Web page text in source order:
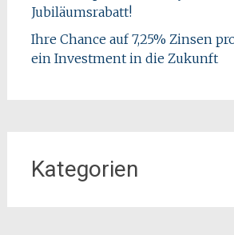
Jubiläumsrabatt!
Ihre Chance auf 7,25% Zinsen
ein Investment in die Zukunft
Kategorien